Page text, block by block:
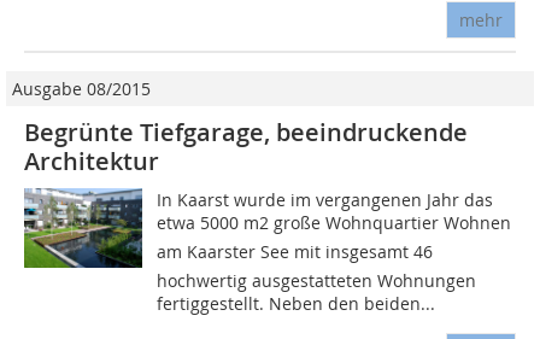
mehr
Ausgabe 08/2015
Begrünte Tiefgarage, beeindruckende
Architektur
In Kaarst wurde im vergangenen Jahr das
etwa 5000 m2 große Wohnquartier Wohnen
am Kaarster See mit insgesamt 46
hochwertig ausgestatteten Wohnungen
fertiggestellt. Neben den beiden...